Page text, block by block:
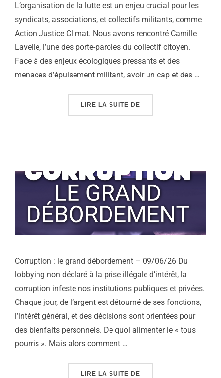
L’organisation de la lutte est un enjeu crucial pour les
syndicats, associations, et collectifs militants, comme
Action Justice Climat. Nous avons rencontré Camille
Lavelle, l’une des porte-paroles du collectif citoyen.
Face à des enjeux écologiques pressants et des
menaces d’épuisement militant, avoir un cap et des …
LIRE LA SUITE DE
Corruption : le grand débordement – 09/06/26 Du
lobbying non déclaré à la prise illégale d’intérêt, la
corruption infeste nos institutions publiques et privées.
Chaque jour, de l’argent est détourné de ses fonctions,
l’intérêt général, et des décisions sont orientées pour
des bienfaits personnels. De quoi alimenter le « tous
pourris ». Mais alors comment …
LIRE LA SUITE DE